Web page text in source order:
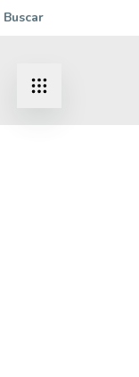
Buscar